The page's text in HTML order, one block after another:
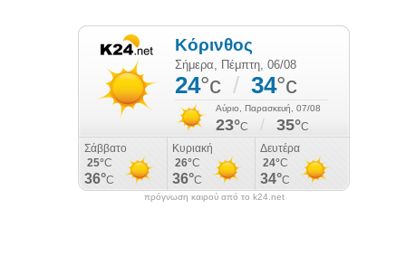
πρόγνωση καιρού από το k24.net